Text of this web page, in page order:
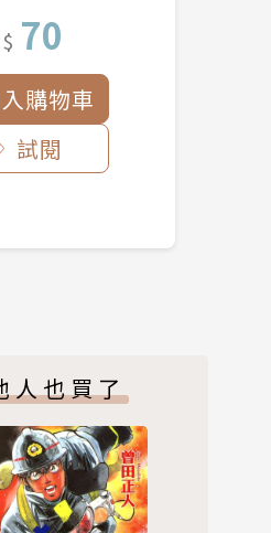
70
購物車
試閱
人也買了